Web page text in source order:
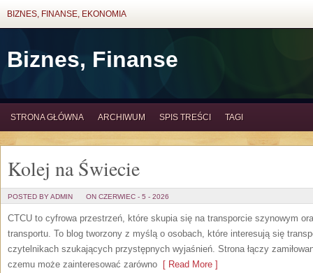
BIZNES, FINANSE, EKONOMIA
Biznes, Finanse
STRONA GŁÓWNA ARCHIWUM SPIS TREŚCI TAGI
Kolej na Świecie
POSTED BY ADMIN ON CZERWIEC - 5 - 2026
CTCU to cyfrowa przestrzeń, które skupia się na transporcie szynowym
transportu. To blog tworzony z myślą o osobach, które interesują się
czytelnikach szukających przystępnych wyjaśnień. Strona łączy
czemu może zainteresować zarówno [ Read More ]